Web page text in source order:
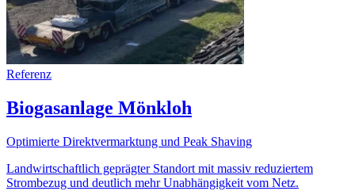
Referenz
Biogasanlage Mönkloh
Optimierte Direktvermarktung und Peak Shaving
Landwirtschaftlich geprägter Standort mit massiv reduziertem
Strombezug und deutlich mehr Unabhängigkeit vom Netz.